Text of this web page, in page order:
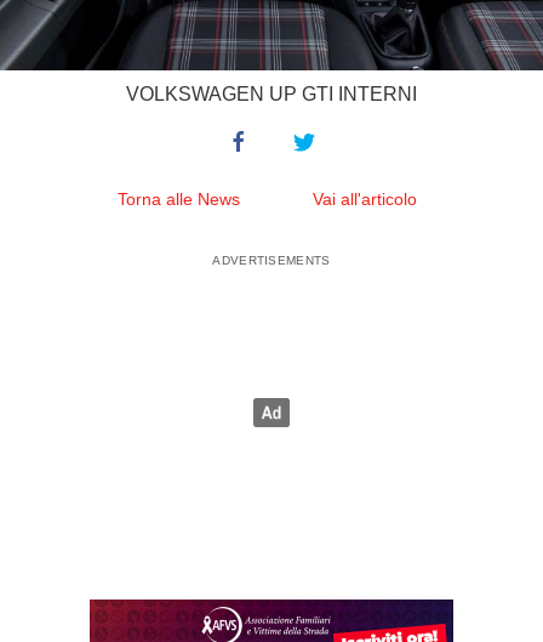
VOLKSWAGEN UP GTI INTERNI
Torna alle News Vai all'articolo